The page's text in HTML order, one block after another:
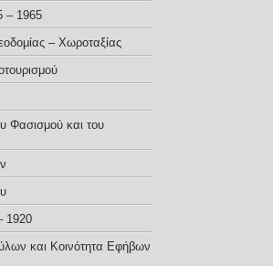
– 1965
– Χωροταξίας
Φασισμού και του
1920
και Κοινότητα Εφήβων